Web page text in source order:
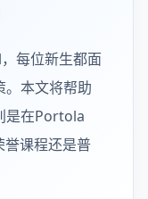
每位新生都面
。本文将帮助
是在Portola
课程还是普